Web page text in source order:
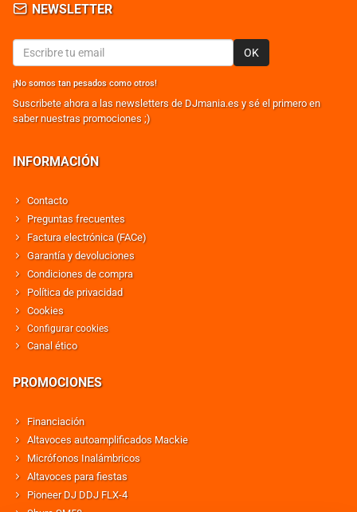
NEWSLETTER
OK
¡No somos tan pesados como otros!
Suscribete ahora a las newsletters de DJmania.es y sé el primero en
saber nuestras promociones ;)
INFORMACIÓN
Contacto
Preguntas frecuentes
Factura electrónica (FACe)
Garantía y devoluciones
Condiciones de compra
Política de privacidad
Cookies
Configurar cookies
Canal ético
PROMOCIONES
Financiación
Altavoces autoamplificados Mackie
Micrófonos Inalámbricos
Altavoces para fiestas
Pioneer DJ DDJ FLX-4